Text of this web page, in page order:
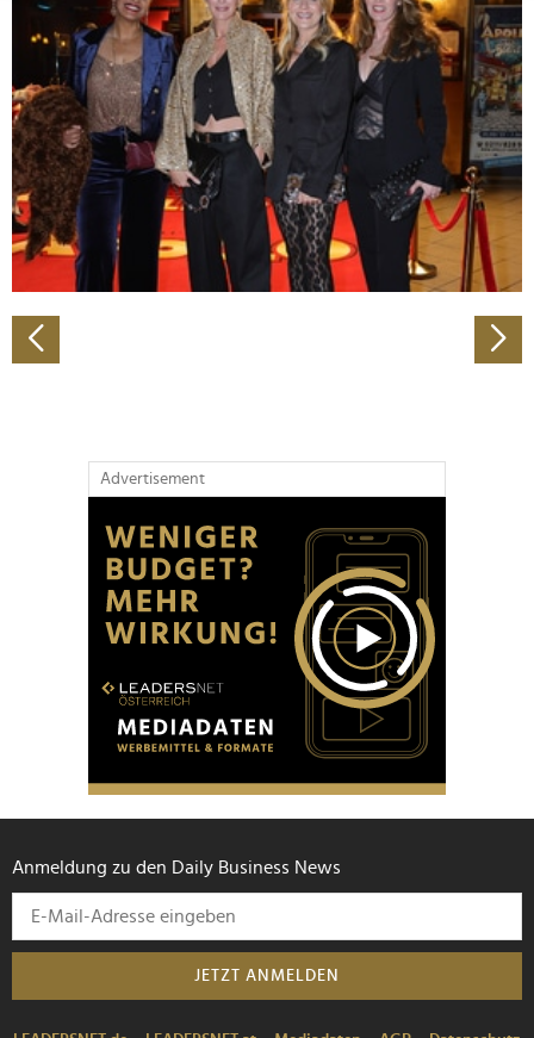
Wir verwenden Cookies, um Inhalte und Anzeigen zu
personalisieren, Funktionen für soziale Medien anbieten
zu können und die Zugriffe auf unsere Website zu
analysieren. Außerdem geben wir Informationen zu Ihrer
Verwendung unserer Website an unsere Partner für
soziale Medien, Werbung und Analysen weiter. Unsere
Partner führen diese Informationen möglicherweise mit
weiteren Daten zusammen, die Sie ihnen bereitgestellt
haben oder die sie im Rahmen Ihrer Nutzung der Dienste
gesammelt haben.
Advertisement
Anmeldung zu den Daily Business News
JETZT ANMELDEN